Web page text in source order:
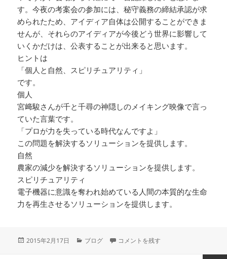
す。今夜の考案会の参加には、秘守義務の締結承認が求
められたため、アイディア自体は公開することができま
せんが、それらのアイディアが今後どう世界に影響して
いくかだけは、公表することが出来ると思います。
ヒントは
「個人と自然、スピリチュアリティ」
です。
個人
宮﨑駿さんが千と千尋の神隠しのメイキング映像で言っ
ていた言葉です。
「プロが力を失っている時代なんですよ」
この問題を解決するソリューションを提供します。
自然
農家の減少を解決するソリューションを提供します。
スピリチュアリティ
電子機器に意識を奪われ始めている人間の本質的な生命
力を再生させるソリューションを提供します。
投
2015年2月17日
カ
ブログ 企業理念か に
コメントを残す